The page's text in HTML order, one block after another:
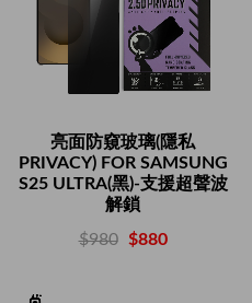
亮面防窺玻璃(隱私
PRIVACY) FOR SAMSUNG
S25 ULTRA(黑)-支援超聲波
解鎖
$980 $880